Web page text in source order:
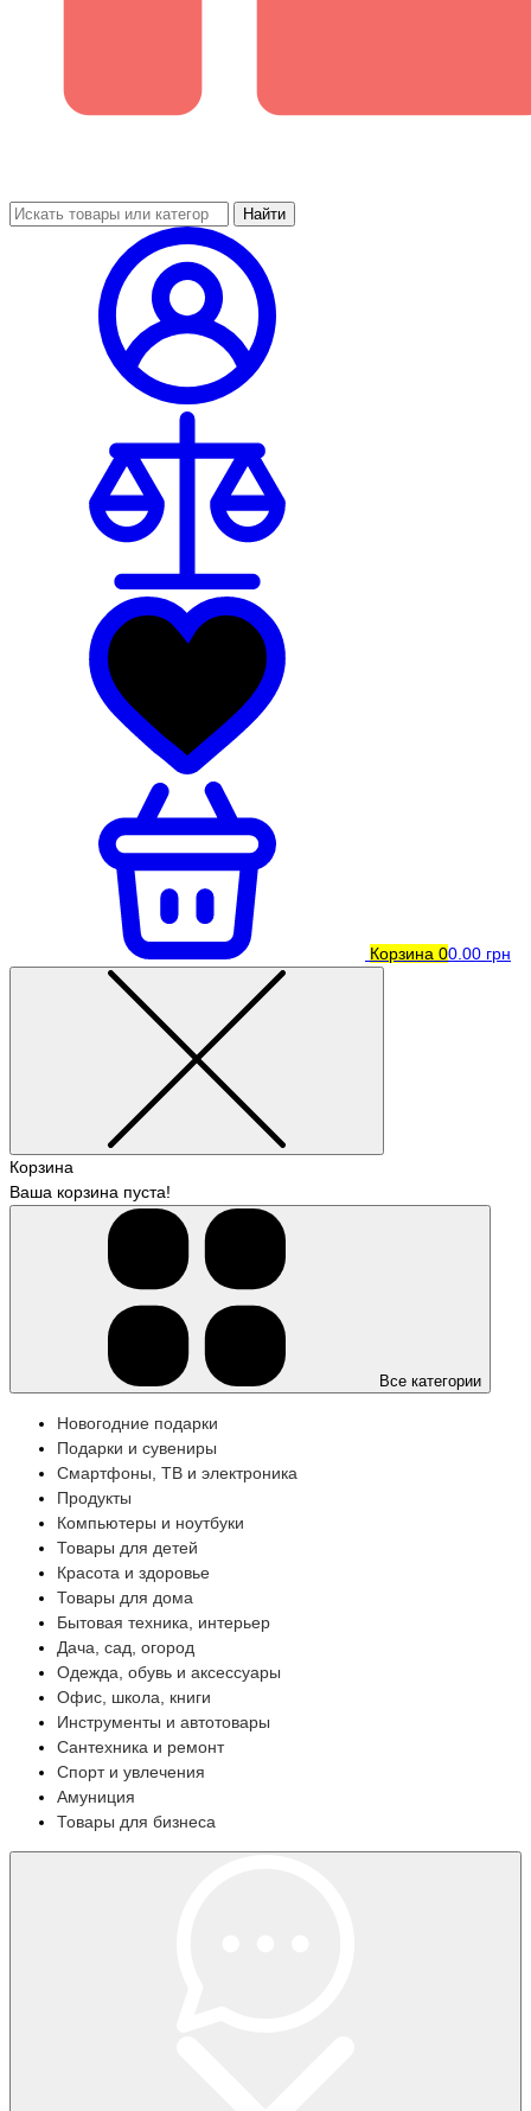
Найти
Корзина 00.00 грн
Корзина
Ваша корзина пуста!
Все категории
Новогодние подарки
Подарки и сувениры
Смартфоны, ТВ и электроника
Продукты
Компьютеры и ноутбуки
Товары для детей
Красота и здоровье
Товары для дома
Бытовая техника, интерьер
Дача, сад, огород
Одежда, обувь и аксессуары
Офис, школа, книги
Инструменты и автотовары
Сантехника и ремонт
Спорт и увлечения
Амуниция
Товары для бизнеса